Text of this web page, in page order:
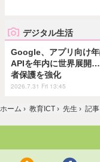
デジタル生活
Google、アプリ向け
APIを年内に世界展開
者保護を強化
2026.7.31 Fri 13:45
ホーム › 教育ICT › 先生 › 記事